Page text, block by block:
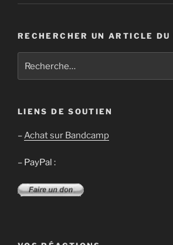
RECHERCHER UN ARTICLE DU
pour
LIENS DE SOUTIEN
–Achat sur Bandcamp
– PayPal :